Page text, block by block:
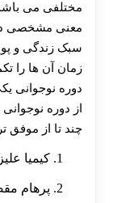
مختلفی می
معنی مشخصی
سبک زندگی و
زمان آن ها را
دوره نوجوانی
چند تا از موفق
کیمیا
پرهام